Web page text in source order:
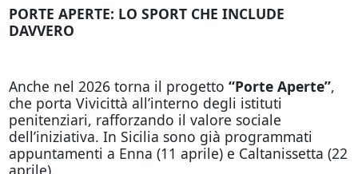
PORTE APERTE: LO SPORT CHE INCLUDE
DAVVERO
Anche nel 2026 torna il progetto “Porte Aperte”,
che porta Vivicittà all’interno degli istituti
penitenziari, rafforzando il valore sociale
dell’iniziativa. In Sicilia sono già programmati
appuntamenti a Enna (11 aprile) e Caltanissetta (22
aprile).